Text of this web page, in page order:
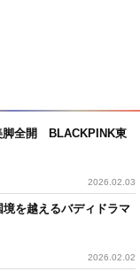
脚全開 BLACKPINK東
2026.02.03
を越えるバディドラマ
2026.02.02